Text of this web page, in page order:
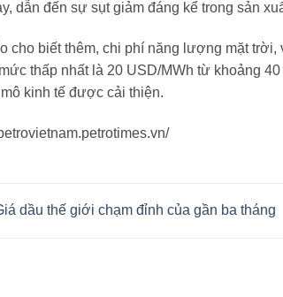
dẫn đến sự sụt giảm đáng kể trong sản
cho biết thêm, chi phí năng lượng mặt
thấp nhất là 20 USD/MWh từ khoảng
kinh tế được cải thiện.
dầu thế giới chạm đỉnh của gần ba tháng